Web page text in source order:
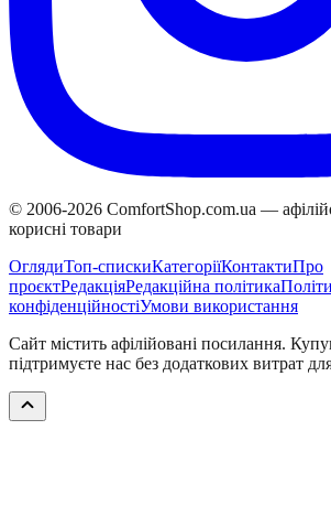
© 2006-2026 ComfortShop.com.ua —
корисні товари
ОглядиТоп-спискиКатегоріїКонтактиПро
проєктРедакціяРедакційна політика
конфіденційностіУмови використання
Сайт містить афілійовані посилання.
підтримуєте нас без додаткових витрат